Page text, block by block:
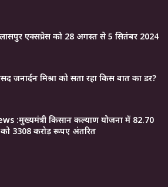
एक्सप्रेस को 28 अगस्त से 5 सितंबर 2024
जनार्दन मिश्रा को सता रहा किस बात का डर?
:मुख्यमंत्री किसान कल्याण योजना में 82.70
3308 करोड़ रूपए अंतरित